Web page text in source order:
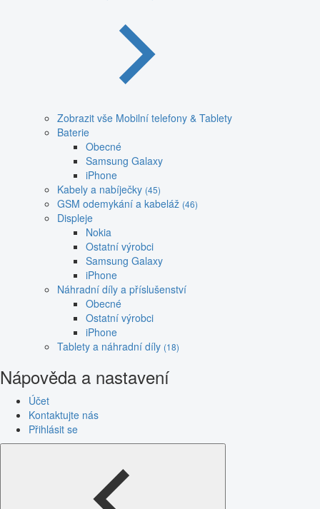
Zobrazit vše Mobilní telefony & Tablety
Baterie
Obecné
Samsung Galaxy
iPhone
Kabely a nabíječky (45)
GSM odemykání a kabeláž (46)
Displeje
Nokia
Ostatní výrobci
Samsung Galaxy
iPhone
Náhradní díly a příslušenství
Obecné
Ostatní výrobci
iPhone
Tablety a náhradní díly (18)
Nápověda a nastavení
Účet
Kontaktujte nás
Přihlásit se